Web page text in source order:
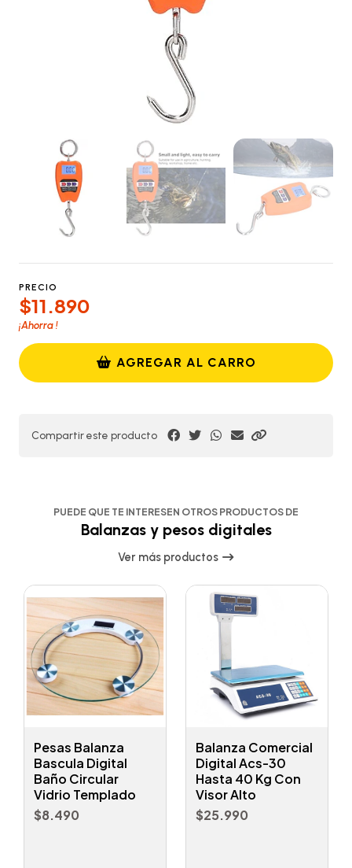
PRECIO
$11.890
¡Ahorra!
AGREGAR AL CARRO
Compartir este producto
PUEDE QUE TE INTERESEN OTROS PRODUCTOS DE
Balanzas y pesos digitales
Ver más productos
Pesas Balanza
Bascula Digital
Baño Circular
Vidrio Templado
$8.490
Balanza Comercial
Digital Acs-30
Hasta 40 Kg Con
Visor Alto
$25.990